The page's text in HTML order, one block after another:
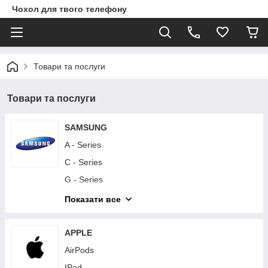
Чохол для твого телефону
Товари та послуги
Товари та послуги
SAMSUNG
A - Series
C - Series
G - Series
I - Series
M - Series
Note - Series
Показати все
APPLE
AirPods